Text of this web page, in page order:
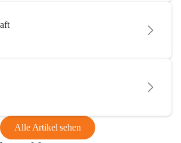
Alle Artikel sehen